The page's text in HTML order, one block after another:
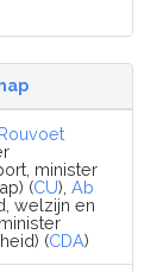
minister
(CU),Ab
welzijn en
(CDA)